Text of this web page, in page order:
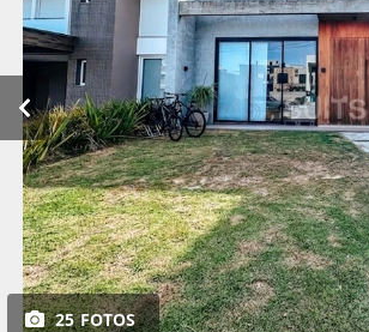
25 FOTOS